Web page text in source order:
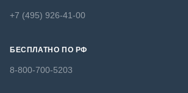
+7 (495) 926-41-00
БЕСПЛАТНО ПО РФ
8-800-700-5203